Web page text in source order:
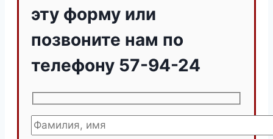
эту форму или
позвоните нам по
телефону 57-94-24